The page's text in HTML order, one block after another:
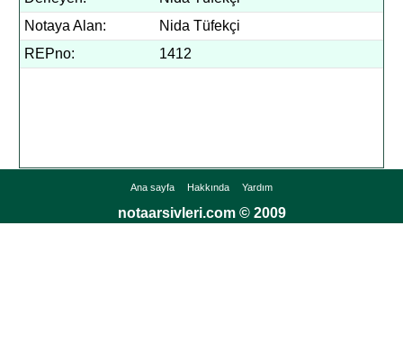
Notaya Alan:
Nida Tüfekçi
REPno:
1412
Ana sayfa Hakkında Yardım
notaarsivleri.com © 2009